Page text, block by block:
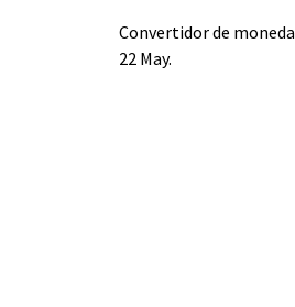
Convertidor de moneda
22 May.